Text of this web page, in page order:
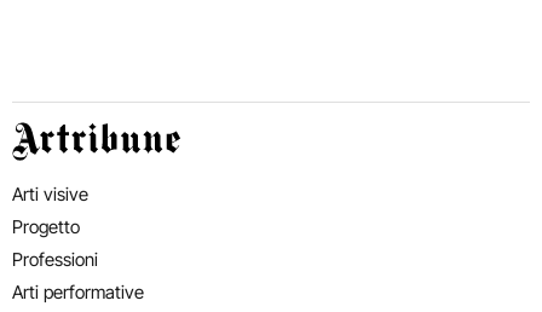
Artribune
Arti visive
Progetto
Professioni
Arti performative